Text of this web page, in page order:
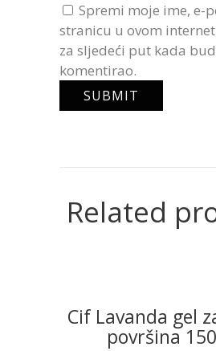
Spremi moje ime, e-
stranicu u ovom
za sljedeći put kada
komentirao.
Related
READ
Cif Lavanda gel
površina